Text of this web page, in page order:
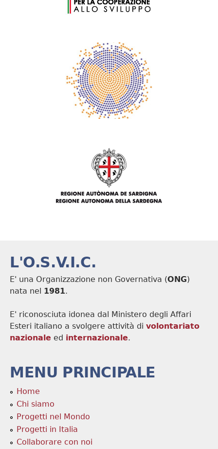
L'O.S.V.I.C.
E' una Organizzazione non Governativa (ONG)
nata nel 1981.
E' riconosciuta idonea dal Ministero degli Affari
Esteri italiano a svolgere attività di volontariato
nazionale ed internazionale.
MENU PRINCIPALE
Home
Chi siamo
Progetti nel Mondo
Progetti in Italia
Collaborare con noi